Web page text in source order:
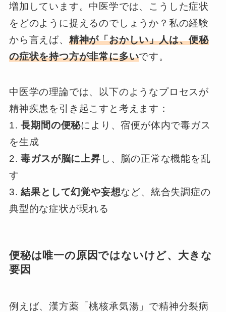
増加しています。中医学では、こうした症状
をどのように捉えるのでしょうか？私の経験
から言えば、 精神が「おかしい」人は、便秘
の症状を持つ方が非常に多いです。
中医学の理論では、以下のようなプロセスが
精神疾患を引き起こすと考えます：
1.長期間の便秘により、宿便が体内で毒ガス
を生成
2.毒ガスが脳に上昇 し、脳の正常な機能を乱
す
3.結果として幻覚や妄想など、統合失調症の
典型的な症状が現れる
便秘は唯一の原因ではないけど、大きな
要因
例えば、漢方薬「桃核承気湯」で精神分裂病